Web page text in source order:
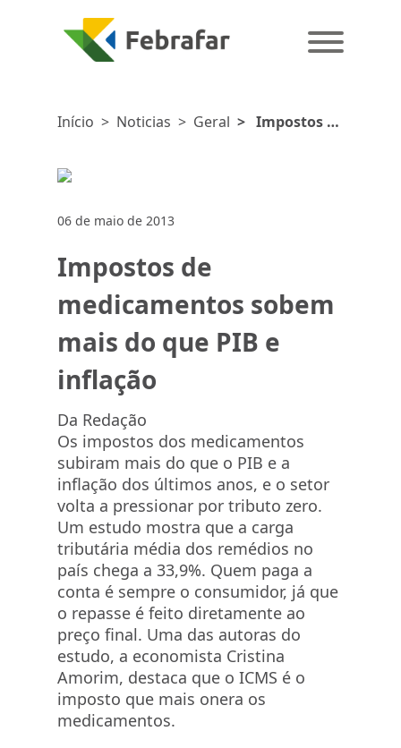
Início > Noticias > Geral > Impostos de
06 de maio de 2013
Impostos de
medicamentos sobem
mais do que PIB e
inflação
Da Redação
Os impostos dos medicamentos
subiram mais do que o PIB e a
inflação dos últimos anos, e o setor
volta a pressionar por tributo zero.
Um estudo mostra que a carga
tributária média dos remédios no
país chega a 33,9%. Quem paga a
conta é sempre o consumidor, já que
o repasse é feito diretamente ao
preço final. Uma das autoras do
estudo, a economista Cristina
Amorim, destaca que o ICMS é o
imposto que mais onera os
medicamentos.